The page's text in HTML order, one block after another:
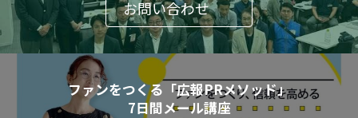
お問い合わせ
ファンをつくる「広報PRメソッド」
7日間メール講座